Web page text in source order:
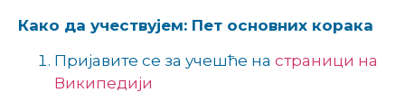
Како да учествујем: Пет основних корака
Пријавите се за учешће на страници на
Википедији